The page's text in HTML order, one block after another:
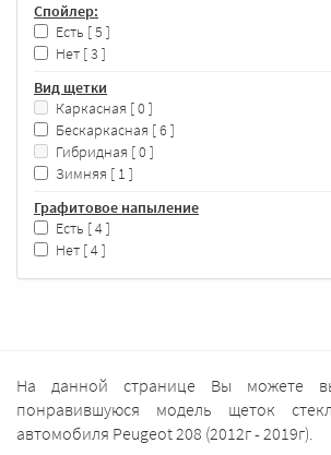
Спойлер:
Есть [ 5 ]
Нет [ 3 ]
Вид щетки
Каркасная [ 0 ]
Бескаркасная [ 6 ]
Гибридная [ 0 ]
Зимняя [ 1 ]
Графитовое напыление
Есть [ 4 ]
Нет [ 4 ]
На данной странице Вы можете
понравившуюся модель щеток
автомобиля Peugeot 208 (2012г - 2019г).